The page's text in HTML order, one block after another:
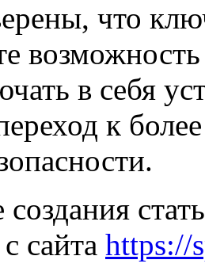
что
в себя
к
сайта https://